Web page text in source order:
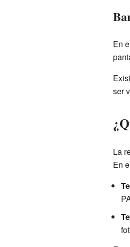
En
ser
La
En